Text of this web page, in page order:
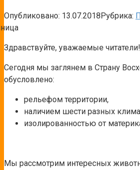
Опубликовано: 13.07.2018Рубрика:
Здравствуйте, уважаемые читатели!
Сегодня мы заглянем в Страну
обусловлено:
рельефом территории,
наличием шести разных
изолированностью от
Мы рассмотрим интересных